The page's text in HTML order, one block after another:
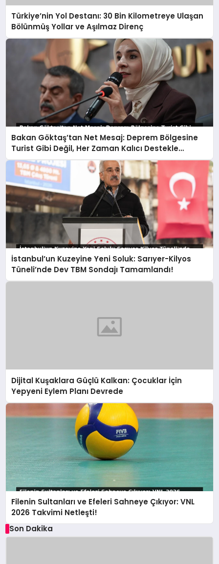
Türkiye’nin Yol Destanı: 30 Bin Kilometreye Ulaşan
Bölünmüş Yollar ve Aşılmaz Direnç
Bakan Göktaş’tan Net Mesaj: Deprem Bölgesine
Turist Gibi Değil, Her Zaman Kalıcı Destekle
Gidiyoruz!
İstanbul’un Kuzeyine Yeni Soluk: Sarıyer-Kilyos
Tüneli’nde Dev TBM Sondajı Tamamlandı!
Dijital Kuşaklara Güçlü Kalkan: Çocuklar İçin
Yepyeni Eylem Planı Devrede
Filenin Sultanları ve Efeleri Sahneye Çıkıyor: VNL
2026 Takvimi Netleşti!
Son Dakika